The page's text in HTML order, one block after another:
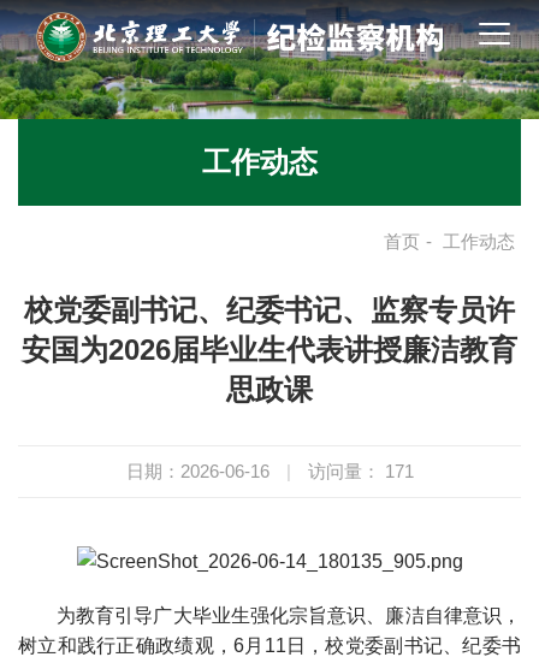
工作动态
首页 - 工作动态
校党委副书记、纪委书记、监察专员许
安国为2026届毕业生代表讲授廉洁教育
思政课
日期：2026-06-16 | 访问量： 171
为教育引导广大毕业生强化宗旨意识、廉洁自律意识，
树立和践行正确政绩观，6月11日，校党委副书记、纪委书